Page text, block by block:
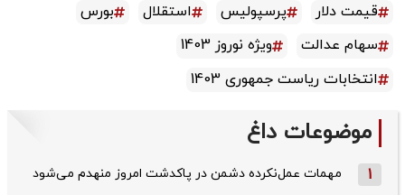
قیمت دلار پرسپولیس استقلال
بورس
سهام عدالت
ویژه نوروز 1403
انتخابات ریاست جمهوری 1403
موضوعات داغ
1 مهمات عمل‌نکرده دشمن در پاکدشت امروز منهدم می‌شود